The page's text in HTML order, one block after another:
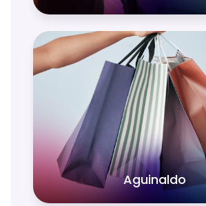
Aguinaldo
¡Tu aguinaldo
anualmente!